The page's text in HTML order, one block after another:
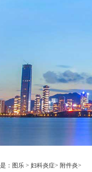
： 图乐 > 妇科炎症> 附件炎>